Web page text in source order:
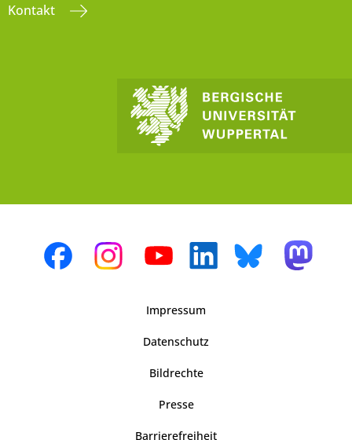
Kontakt
Impressum
Datenschutz
Bildrechte
Presse
Barrierefreiheit